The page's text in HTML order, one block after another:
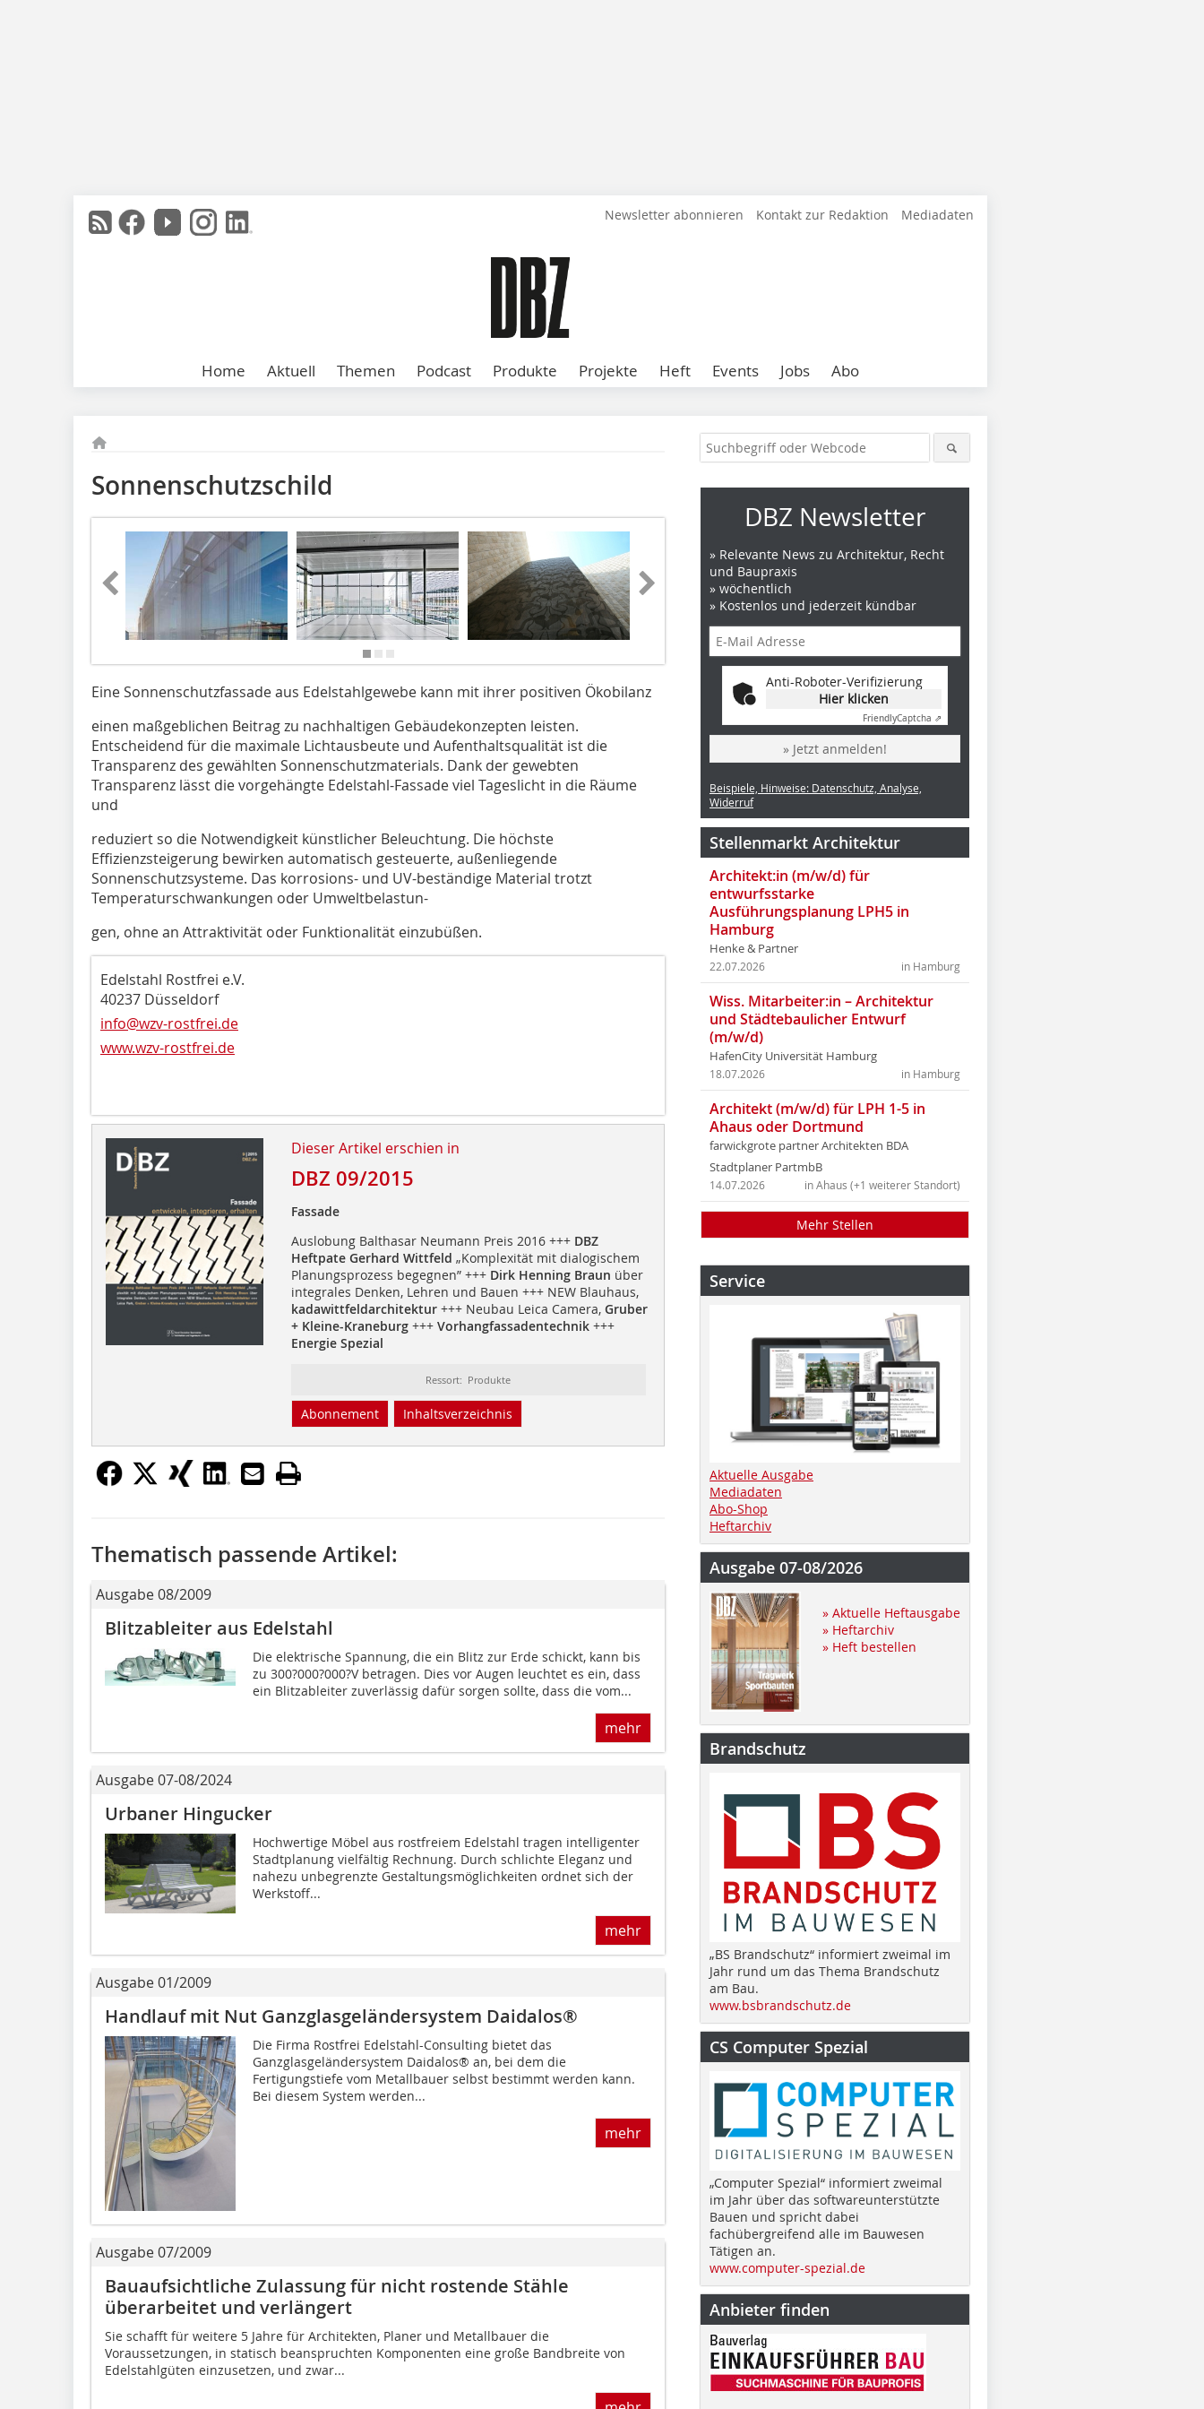
Newsletter abonnieren Kontakt zur Redaktion Mediadaten
Home Aktuell Themen Podcast Produkte Projekte Heft Events Jobs Abo
Sonnenschutzschild
Eine Sonnenschutzfassade aus Edelstahlgewebe kann mit ihrer positiven Ökobilanz
einen maßgeblichen Beitrag zu nachhaltigen Gebäudekonzepten leisten.
Entscheidend für die maximale Lichtausbeute und Aufenthaltsqualität ist die
Transparenz des gewählten Sonnenschutzmaterials. Dank der gewebten
Transparenz lässt die vorgehängte Edelstahl-Fassade viel Tageslicht in die Räume
und
reduziert so die Notwendigkeit künstlicher Beleuchtung. Die höchste
Effizienzsteigerung bewirken automatisch gesteuerte, außenliegende
Sonnenschutzsysteme. Das korrosions- und UV-beständige Material trotzt
Temperaturschwankungen oder Umweltbelastun-
gen, ohne an Attraktivität oder Funktionalität einzubüßen.
Edelstahl Rostfrei e.V.
40237 Düsseldorf
info@wzv-rostfrei.de
www.wzv-rostfrei.de
Dieser Artikel erschien in
DBZ 09/2015
Fassade
Auslobung Balthasar Neumann Preis 2016 +++ DBZ
Heftpate Gerhard Wittfeld „Komplexität mit dialogischem
Planungsprozess begegnen” +++ Dirk Henning Braun über
integrales Denken, Lehren und Bauen +++ NEW Blauhaus,
kadawittfeldarchitektur+++ Neubau Leica Camera, Gruber
+ Kleine-Kraneburg +++ Vorhangfassadentechnik+++
Energie Spezial
Ressort: Produkte
Abonnement Inhaltsverzeichnis
Thematisch passende Artikel:
Ausgabe 08/2009
Blitzableiter aus Edelstahl
Die elektrische Spannung, die ein Blitz zur Erde schickt, kann bis
zu 300?000?000?V betragen. Dies vor Augen leuchtet es ein, dass
ein Blitzableiter zuverlässig dafür sorgen sollte, dass die vom...
mehr
Ausgabe 07-08/2024
Urbaner Hingucker
Hochwertige Möbel aus rostfreiem Edelstahl tragen intelligenter
Stadtplanung vielfältig Rechnung. Durch schlichte Eleganz und
nahezu unbegrenzte Gestaltungsmöglichkeiten ordnet sich der
Werkstoff...
mehr
Ausgabe 01/2009
Handlauf mit Nut Ganzglasgeländersystem Daidalos®
Die Firma Rostfrei Edelstahl-Consulting bietet das
Ganzglasgeländersystem Daidalos® an, bei dem die
Fertigungstiefe vom Metallbauer selbst bestimmt werden kann.
Bei diesem System werden...
mehr
Ausgabe 07/2009
Bauaufsichtliche Zulassung für nicht rostende Stähle
überarbeitet und verlängert
Sie schafft für weitere 5 Jahre für Architekten, Planer und Metallbauer die
Voraussetzungen, in statisch beanspruchten Komponenten eine große Bandbreite von
Edelstahlgüten einzusetzen, und zwar...
DBZ Newsletter
» Relevante News zu Architektur, Recht
und Baupraxis
» wöchentlich
» Kostenlos und jederzeit kündbar
Anti-Roboter-Verifizierung
Hier klicken
FriendlyCaptcha ⇗
» Jetzt anmelden!
Beispiele, Hinweise: Datenschutz, Analyse,
Widerruf
Stellenmarkt Architektur
Architekt:in (m/w/d) für
entwurfsstarke
Ausführungsplanung LPH5 in
Hamburg
Henke & Partner
in Hamburg
22.07.2026
Wiss. Mitarbeiter:in – Architektur
und Städtebaulicher Entwurf
(m/w/d)
HafenCity Universität Hamburg
in Hamburg
18.07.2026
Architekt (m/w/d) für LPH 1-5 in
Ahaus oder Dortmund
farwickgrote partner Architekten BDA
Stadtplaner PartmbB
in Ahaus (+1 weiterer Standort)
14.07.2026
Mehr Stellen
Service
Aktuelle Ausgabe
Mediadaten
Abo-Shop
Heftarchiv
Ausgabe 07-08/2026
» Aktuelle Heftausgabe
» Heftarchiv
» Heft bestellen
Brandschutz
„BS Brandschutz“ informiert zweimal im
Jahr rund um das Thema Brandschutz
am Bau.
www.bsbrandschutz.de
CS Computer Spezial
„Computer Spezial“ informiert zweimal
im Jahr über das softwareunterstützte
Bauen und spricht dabei
fachübergreifend alle im Bauwesen
Tätigen an.
www.computer-spezial.de
Anbieter finden